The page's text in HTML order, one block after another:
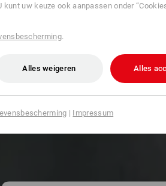
kunt uw keuze ook aanpassen onder
.
Alles weigeren Alles
| Impressum